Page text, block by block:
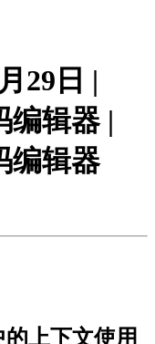
29日 |
编辑器 |
编辑器
上下文使用